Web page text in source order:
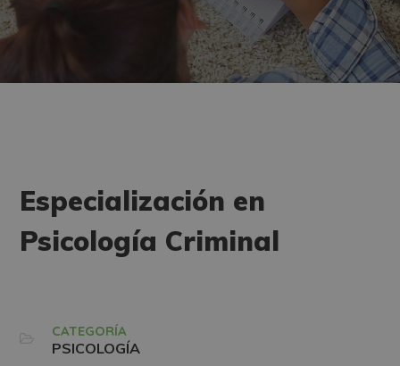
Especialización en
Psicología Criminal
CATEGORÍA
PSICOLOGÍA